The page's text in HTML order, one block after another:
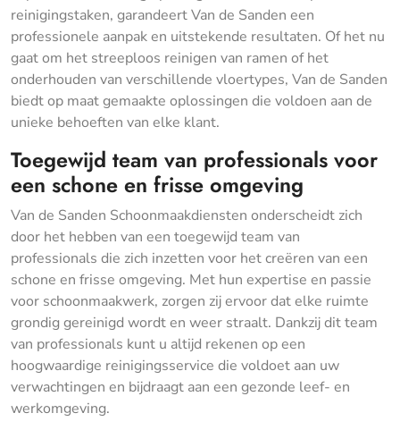
reinigingstaken, garandeert Van de Sanden een
professionele aanpak en uitstekende resultaten. Of het nu
gaat om het streeploos reinigen van ramen of het
onderhouden van verschillende vloertypes, Van de Sanden
biedt op maat gemaakte oplossingen die voldoen aan de
unieke behoeften van elke klant.
Toegewijd team van professionals voor
een schone en frisse omgeving
Van de Sanden Schoonmaakdiensten onderscheidt zich
door het hebben van een toegewijd team van
professionals die zich inzetten voor het creëren van een
schone en frisse omgeving. Met hun expertise en passie
voor schoonmaakwerk, zorgen zij ervoor dat elke ruimte
grondig gereinigd wordt en weer straalt. Dankzij dit team
van professionals kunt u altijd rekenen op een
hoogwaardige reinigingsservice die voldoet aan uw
verwachtingen en bijdraagt aan een gezonde leef- en
werkomgeving.